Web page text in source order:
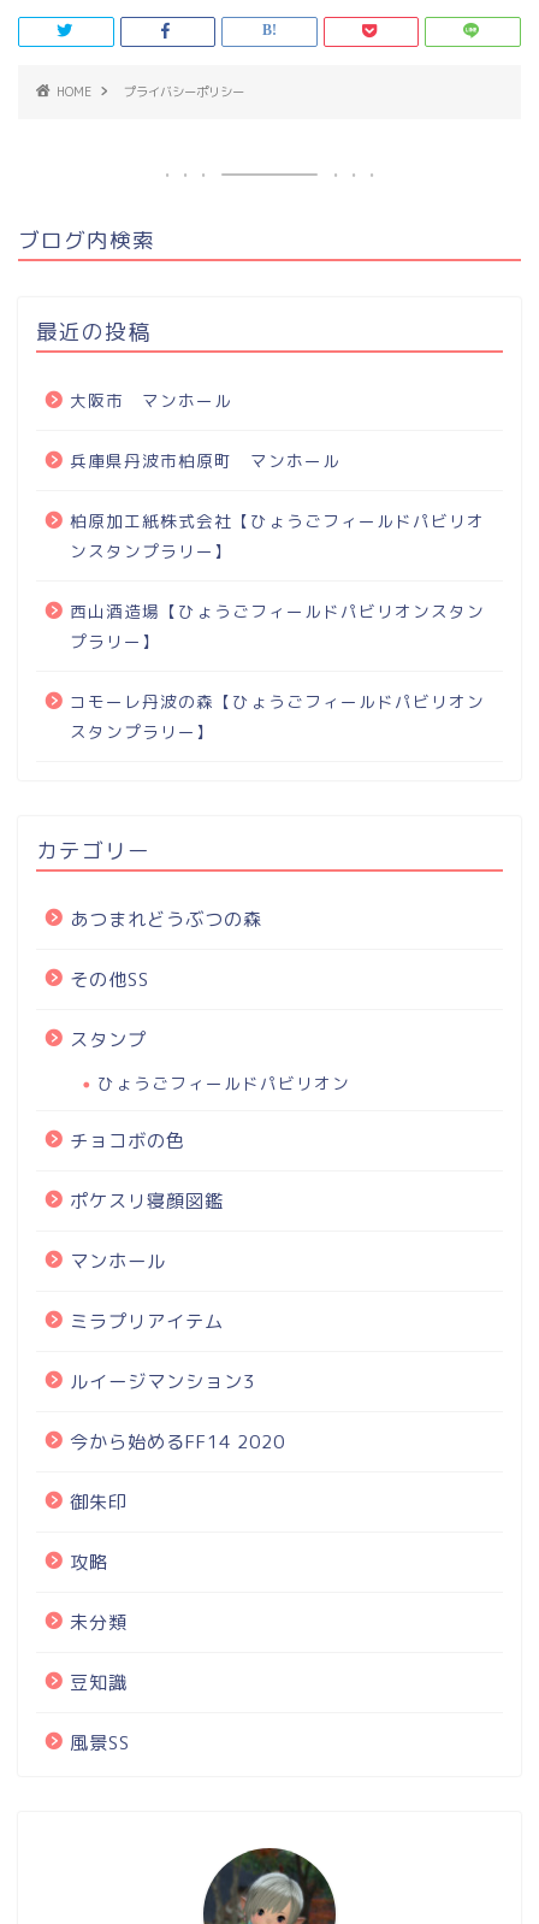
HOME プライバシーポリシー
ブログ内検索
最近の投稿
大阪市 マンホール
兵庫県丹波市柏原町 マンホール
柏原加工紙株式会社【ひょうごフィールドパビリオ
ンスタンプラリー】
西山酒造場【ひょうごフィールドパビリオンスタン
プラリー】
コモーレ丹波の森【ひょうごフィールドパビリオン
スタンプラリー】
カテゴリー
あつまれどうぶつの森
その他SS
スタンプ
ひょうごフィールドパビリオン
チョコボの色
ポケスリ寝顔図鑑
マンホール
ミラプリアイテム
ルイージマンション3
今から始めるFF14 2020
御朱印
攻略
未分類
豆知識
風景SS